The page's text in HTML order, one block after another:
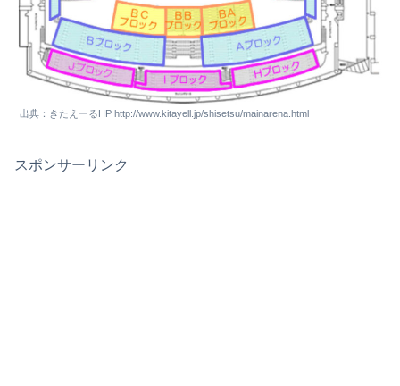
出典：きたえーるHP http://www.kitayell.jp/shisetsu/mainarena.html
スポンサーリンク